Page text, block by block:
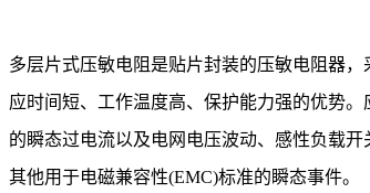
多层片式压敏电阻是贴片封装的压敏电阻器
应时间短、工作温度高、保护能力强的优势
的瞬态过电流以及电网电压波动、感性负载开
其他用于电磁兼容性(EMC)标准的瞬态事件。